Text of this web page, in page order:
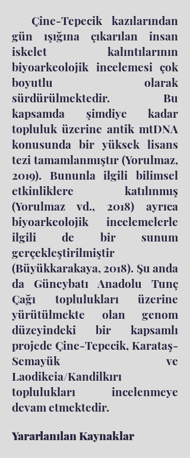
Çine-Tepecik kazılarından
gün ışığına çıkarılan insan
iskelet kalıntılarının
biyoarkeolojik incelemesi çok
boyutlu olarak
sürdürülmektedir. Bu
kapsamda şimdiye kadar
topluluk üzerine antik mtDNA
konusunda bir yüksek lisans
tezi tamamlanmıştır (Yorulmaz,
2019). Bununla ilgili bilimsel
etkinliklere katılınmış
(Yorulmaz vd., 2018) ayrıca
biyoarkeolojik incelemelerle
ilgili de bir sunum
gerçekleştirilmiştir
(Büyükkarakaya, 2018). Şu anda
da Güneybatı Anadolu Tunç
Çağı toplulukları üzerine
yürütülmekte olan genom
düzeyindeki bir kapsamlı
projede Çine-Tepecik, Karataş-
Semayük ve
Laodikeia/Kandilkırı
toplulukları incelenmeye
devam etmektedir.
Yararlanılan Kaynaklar